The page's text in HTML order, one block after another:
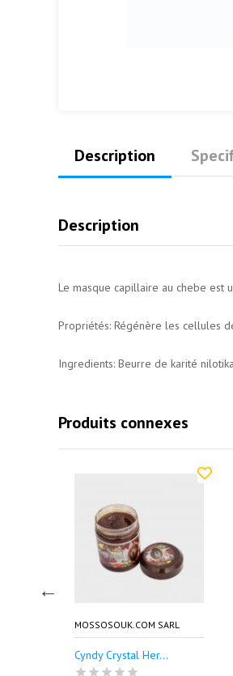
Description
Description
Le masque capillaire au chebe est
Propriétés: Régénère les cellules
Ingredients: Beurre de karité
Produits connexes
MOSSOSOUK.COM SARL
Cyndy Crystal Her...